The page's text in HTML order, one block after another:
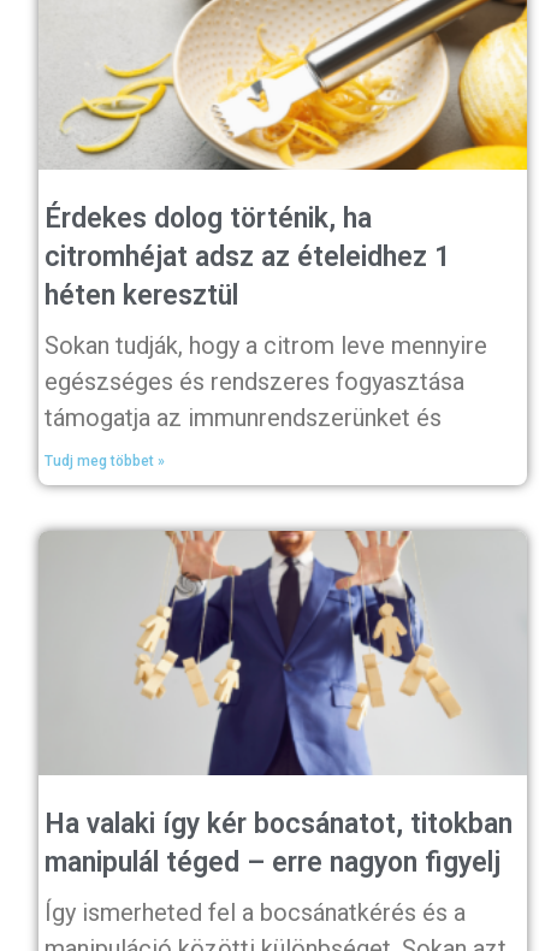
Érdekes dolog történik, ha
citromhéjat adsz az ételeidhez 1
héten keresztül
Sokan tudják, hogy a citrom leve mennyire
egészséges és rendszeres fogyasztása
támogatja az immunrendszerünket és
Tudj meg többet »
Ha valaki így kér bocsánatot, titokban
manipulál téged – erre nagyon figyelj
Így ismerheted fel a bocsánatkérés és a